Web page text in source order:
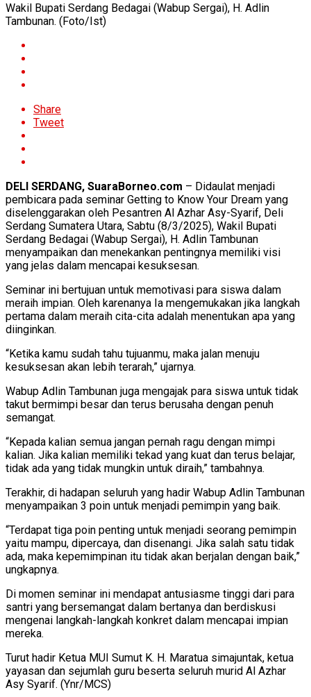
Wakil Bupati Serdang Bedagai (Wabup Sergai), H. Adlin
Tambunan. (Foto/Ist)
Share
Tweet
DELI SERDANG, SuaraBorneo.com – Didaulat menjadi
pembicara pada seminar Getting to Know Your Dream yang
diselenggarakan oleh Pesantren Al Azhar Asy-Syarif, Deli
Serdang Sumatera Utara, Sabtu (8/3/2025), Wakil Bupati
Serdang Bedagai (Wabup Sergai), H. Adlin Tambunan
menyampaikan dan menekankan pentingnya memiliki visi
yang jelas dalam mencapai kesuksesan.
Seminar ini bertujuan untuk memotivasi para siswa dalam
meraih impian. Oleh karenanya Ia mengemukakan jika langkah
pertama dalam meraih cita-cita adalah menentukan apa yang
diinginkan.
“Ketika kamu sudah tahu tujuanmu, maka jalan menuju
kesuksesan akan lebih terarah,” ujarnya.
Wabup Adlin Tambunan juga mengajak para siswa untuk tidak
takut bermimpi besar dan terus berusaha dengan penuh
semangat.
“Kepada kalian semua jangan pernah ragu dengan mimpi
kalian. Jika kalian memiliki tekad yang kuat dan terus belajar,
tidak ada yang tidak mungkin untuk diraih,” tambahnya.
Terakhir, di hadapan seluruh yang hadir Wabup Adlin Tambunan
menyampaikan 3 poin untuk menjadi pemimpin yang baik.
“Terdapat tiga poin penting untuk menjadi seorang pemimpin
yaitu mampu, dipercaya, dan disenangi. Jika salah satu tidak
ada, maka kepemimpinan itu tidak akan berjalan dengan baik,”
ungkapnya.
Di momen seminar ini mendapat antusiasme tinggi dari para
santri yang bersemangat dalam bertanya dan berdiskusi
mengenai langkah-langkah konkret dalam mencapai impian
mereka.
Turut hadir Ketua MUI Sumut K. H. Maratua simajuntak, ketua
yayasan dan sejumlah guru beserta seluruh murid Al Azhar
Asy Syarif. (Ynr/MCS)